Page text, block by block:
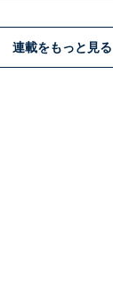
連載をもっと見る